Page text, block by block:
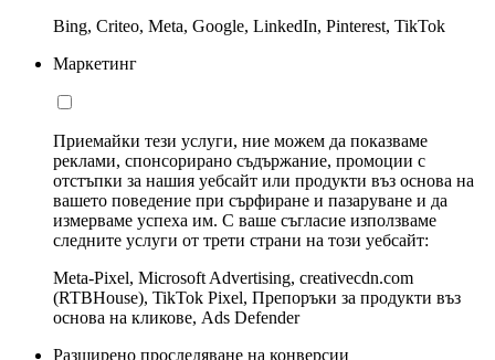
Bing, Criteo, Meta, Google, LinkedIn, Pinterest, TikTok
Маркетинг
Приемайки тези услуги, ние можем да показваме
реклами, спонсорирано съдържание, промоции с
отстъпки за нашия уебсайт или продукти въз основа на
вашето поведение при сърфиране и пазаруване и да
измерваме успеха им. С ваше съгласие използваме
следните услуги от трети страни на този уебсайт:
Meta-Pixel, Microsoft Advertising, creativecdn.com
(RTBHouse), TikTok Pixel, Препоръки за продукти въз
основа на кликове, Ads Defender
Разширено проследяване на конверсии